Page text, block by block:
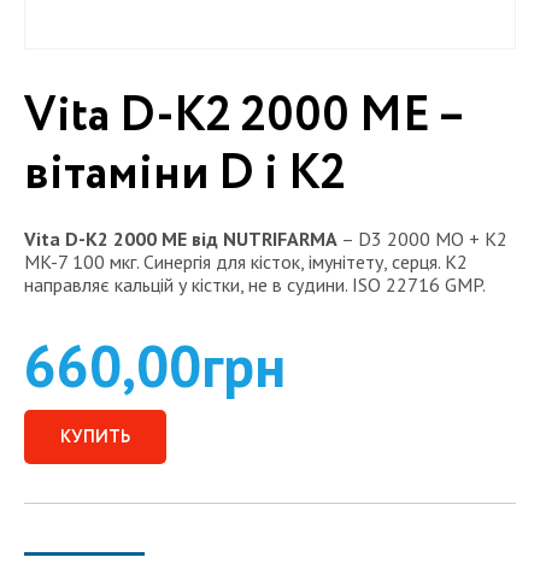
Vita D-K2 2000 ME –
вітаміни D і K2
Vita D-K2 2000 ME від NUTRIFARMA – D3 2000 МО + K2
MK-7 100 мкг. Синергія для кісток, імунітету, серця. K2
направляє кальцій у кістки, не в судини. ISO 22716 GMP.
660,00грн
КУПИТЬ